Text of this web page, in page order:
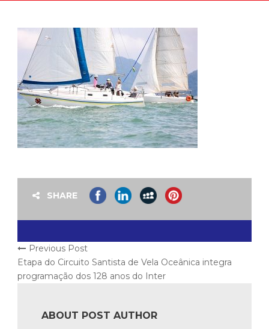
SHARE
Previous Post
Etapa do Circuito Santista de Vela Oceânica integra
programação dos 128 anos do Inter
ABOUT POST AUTHOR